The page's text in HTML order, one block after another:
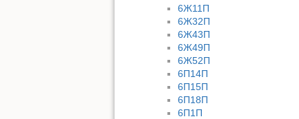
6Ж11П
6Ж32П
6Ж43П
6Ж49П
6Ж52П
6П14П
6П15П
6П18П
6П1П